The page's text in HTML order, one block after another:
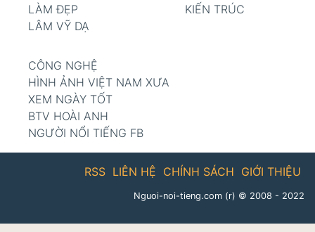
LÀM ĐẸP
LÂM VỸ DẠ
KIẾN TRÚC
CÔNG NGHỆ
HÌNH ẢNH VIỆT NAM XƯA
XEM NGÀY TỐT
BTV HOÀI ANH
NGƯỜI NỔI TIẾNG FB
GIỚI THIỆU
CHÍNH SÁCH
LIÊN HỆ
RSS
Nguoi-noi-tieng.com (r) © 2008 - 2022